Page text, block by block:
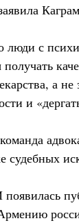
люди с
а не
и
судебных